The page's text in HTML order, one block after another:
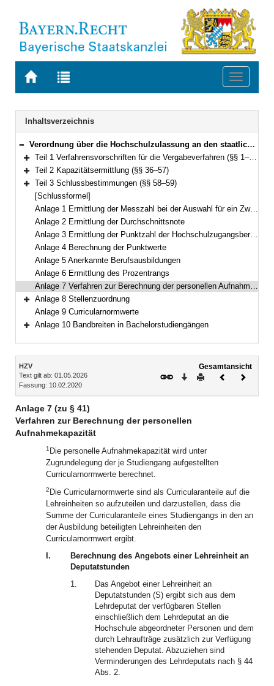
Zur
BAYERN.RECHT
Zur
letzten
Suche
Toggle
Navigation
Inhaltsverzeichnis
Bereich reduzieren
Verordnung über die Hochschulzulassung an den staatlichen Hochschulen in Bayern (Hochschulzulassungsverordnung – HZV) Vom 10. Februar 2020 (GVBl. S. 87) BayRS 2210-8-2-1-1-WK (§§ 1–59)
Bereich erweitern
Teil 1 Verfahrensvorschriften für die Vergabeverfahren (§§ 1–35)
Bereich erweitern
Teil 2 Kapazitätsermittlung (§§ 36–57)
Bereich erweitern
Teil 3 Schlussbestimmungen (§§ 58–59)
[Schlussformel]
Anlage 1 Ermittlung der Messzahl bei der Auswahl für ein Zweitstudium
Anlage 2 Ermittlung der Durchschnittsnote
Anlage 3 Ermittlung der Punktzahl der Hochschulzugangsberechtigung
Anlage 4 Berechnung der Punktwerte
Anlage 5 Anerkannte Berufsausbildungen
Anlage 6 Ermittlung des Prozentrangs
Anlage 7 Verfahren zur Berechnung der personellen Aufnahmekapazität
Bereich erweitern
Anlage 8 Stellenzuordnung
Anlage 9 Curricularnormwerte
Anlage 10 Bandbreiten in Bachelorstudiengängen
Inhalt
HZV
Text gilt ab: 01.05.2026
Fassung: 10.02.2020
Gesamtansicht
Download
DruckenVorheriges
Anlage 7 (zu § 41)
Verfahren zur Berechnung der personellen
Aufnahmekapazität
1 Die personelle Aufnahmekapazität wird unter
Zugrundelegung der je Studiengang aufgestellten
Curricularnormwerte berechnet.
2 Die Curricularnormwerte sind als Curricularanteile auf die
Lehreinheiten so aufzuteilen und darzustellen, dass die
Summe der Curricularanteile eines Studiengangs in den an
der Ausbildung beteiligten Lehreinheiten den
Curricularnormwert ergibt.
I.
Berechnung des Angebots einer Lehreinheit an
Deputatstunden
1.
Das Angebot einer Lehreinheit an
Deputatstunden (S) ergibt sich aus dem
Lehrdeputat der verfügbaren Stellen
einschließlich dem Lehrdeputat an die
Hochschule abgeordneter Personen und dem
durch Lehraufträge zusätzlich zur Verfügung
stehenden Deputat. Abzuziehen sind
Verminderungen des Lehrdeputats nach § 44
Abs. 2.